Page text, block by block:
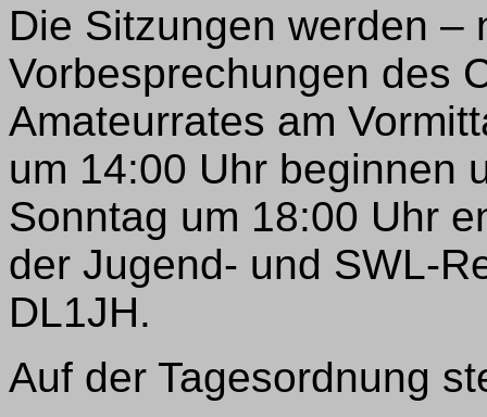
Die Sitzungen werden –
Vorbesprechungen des
Amateurrates am
um 14:00 Uhr beginnen
Sonntag um 18:00 Uhr
der Jugend- und SWL-
DL1JH.
Auf der Tagesordnung